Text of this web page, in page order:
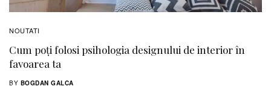
NOUTATI
Cum poți folosi psihologia designului de interior în
favoarea ta
BY BOGDAN GALCA